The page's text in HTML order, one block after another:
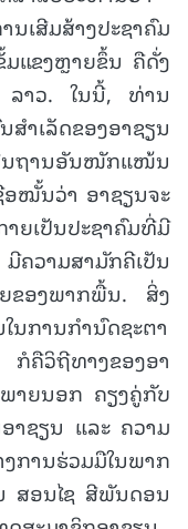
ເສີມສ້າງປະຊາຄົມ
ມແຂງຫຼາຍຂຶ້ນ ຄືດັ່ງ
ລາວ. ໃນນີ້, ທ່ານ
ຳເລັດຂອງອາຊຽນ
ນຖານອັນໜັກແໜ້ນ
ອໝັ້ນວ່າ ອາຊຽນຈະ
ຍເປັນປະຊາຄົມທີ່ມີ
ຄວາມສາມັກຄີເປັນ
ຂອງພາກພື້ນ. ສິ່ງ
ນການກຳນົດຊະຕາ
ຄືວິຖີທາງຂອງອາ
າຍນອກ ຄຽງຄູ່ກັບ
າຊຽນ ແລະ ຄວາມ
ງການຮ່ວມມືໃນພາກ
ສອນໄຊ ສີພັນດອນ